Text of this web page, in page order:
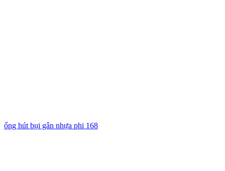
ống hút bụi gân nhựa phi 168